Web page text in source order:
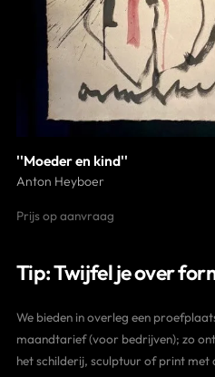
''Moeder en kind''
Anton Heyboer
Prijs op aanvraag
Tip: Twijfel je over
We bieden in overleg een
maandtarief (voor bedrijven); zo
het schilderij, sculptuur of print met